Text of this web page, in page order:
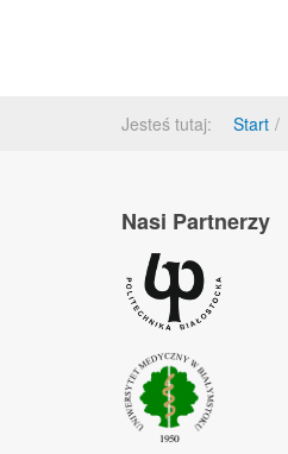
Jesteś tutaj: Start
Nasi Partnerzy